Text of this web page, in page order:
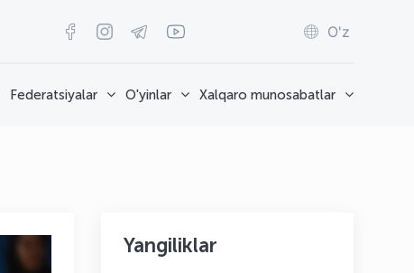
O'z
Federatsiyalar O'yinlar Xalqaro munosabatlar
Yangiliklar